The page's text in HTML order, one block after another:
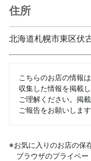
住所
北海道札幌市東区伏
こちらのお店の情報
収集した情報を掲載
ご理解ください。掲
ご報告をお願いします
※お気に入りのお店の保
ブラウザのプライベ